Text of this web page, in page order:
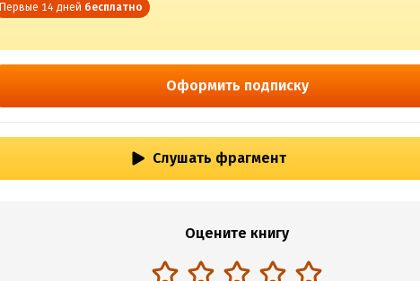
Первые 14 дней бесплатно
Оформить подписку
Слушать фрагмент
Оцените книгу